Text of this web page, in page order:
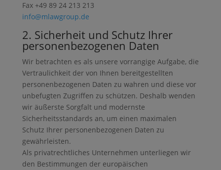
Fax +49 89 24 213 213
info@mlawgroup.de
2. Sicherheit und Schutz Ihrer
personenbezogenen Daten
Wir betrachten es als unsere vorrangige Aufgabe, die
Vertraulichkeit der von Ihnen bereitgestellten
personenbezogenen Daten zu wahren und diese vor
unbefugten Zugriffen zu schützen. Deshalb wenden
wir äußerste Sorgfalt und modernste
Sicherheitsstandards an, um einen maximalen
Schutz Ihrer personenbezogenen Daten zu
gewährleisten.
Als privatrechtliches Unternehmen unterliegen wir
den Bestimmungen der europäischen